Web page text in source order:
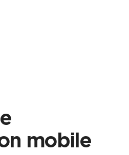
mobile